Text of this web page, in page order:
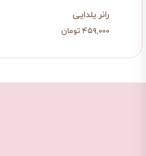
رانر یلدایی
۴۵۹,۰۰۰ تومان